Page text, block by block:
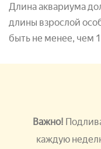
Длина аквариума
длины взрослой
быть не менее, чем
Важно!
каждую